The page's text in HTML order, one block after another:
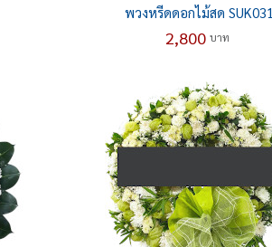
พวงหรีดดอกไม้สด SUK031
2,800บาท